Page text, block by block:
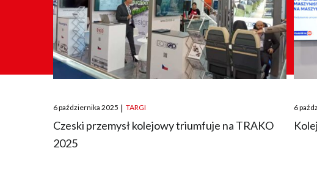
Posted
on
6 października 2025 | TARGI
Czeski przemysł kolejowy triumfuje na TRAKO
2025
Posted
on
6